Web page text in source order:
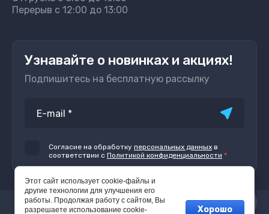
Перерыв с 12:00 до 13:00
Узнавайте о новинках и акциях!
Подпишитесь на бесплатную рассылку
Согласие на обработку персональных данных в
соответствии с Политикой конфиденциальности *
© 2022 - 2026
Этот сайт использует cookie-файлы и
другие технологии для улучшения его
работы. Продолжая работу с сайтом, Вы
разрешаете использование cookie-
Хорошо